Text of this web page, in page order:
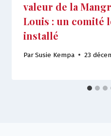
valeur de la
Louis : un comité
installé
ParSusie Kempa 23